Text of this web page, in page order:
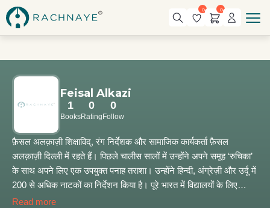
0 0
Feisal Alkazi
1
Books
0
Rating
0
Follow
फ़ैसल अलक़ाज़ी शिक्षाविद्, रंग निर्देशक और सामाजिक कार्यकर्ता फ़ैसल
अलक़ाज़ी दिल्ली में रहते हैं। पिछले चालीस सालों में उन्होंने अपने समूह ‘रुचिका’
के साथ अपने लिए एक उपयुक्त पनाह तराशा। उन्होंने हिन्दी, अंग्रेज़ी और उर्दू में
200 से अधिक नाटकों का निर्देशन किया है। पूरे भारत में विद्यालयों के लिए
उन्होंने 100 से भी ज़्यादा नाटकों और विकलांगों के लिए 30 से अधिक वृत्तचित्रों
Read more